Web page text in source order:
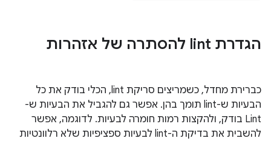
הגדרת lint להסתרה של אזהרות
כברירת מחדל, כשמריצים סריקת lint, הכלי בודק את כל
הבעיות ש-lint תומך בהן. אפשר גם להגביל את הבעיות ש-
Lint בודק, ולהקצות רמות חומרה לבעיות. לדוגמה, אפשר
להשבית את בדיקת ה-lint לבעיות ספציפיות שלא רלוונטיות